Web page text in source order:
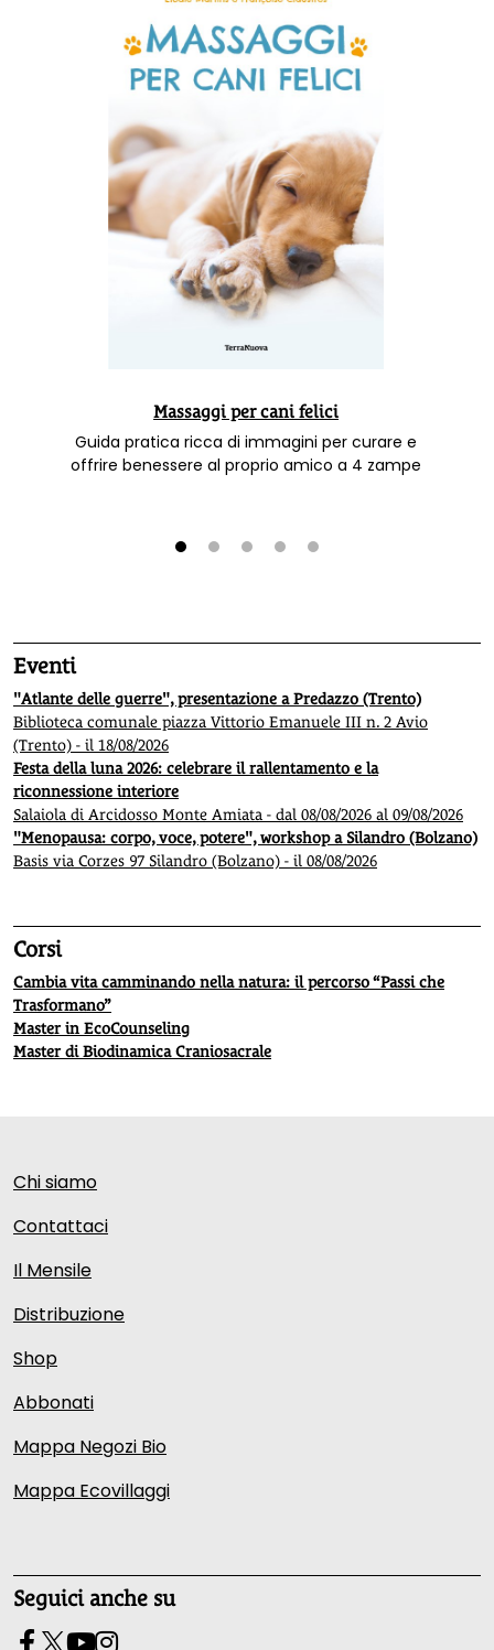
Massaggi per cani felici
Guida pratica ricca di immagini per curare e
offrire benessere al proprio amico a 4 zampe
Eventi
"Atlante delle guerre", presentazione a Predazzo (Trento)
Biblioteca comunale piazza Vittorio Emanuele III n. 2 Avio
(Trento) - il 18/08/2026
Festa della luna 2026: celebrare il rallentamento e la
riconnessione interiore
Salaiola di Arcidosso Monte Amiata - dal 08/08/2026 al 09/08/2026
"Menopausa: corpo, voce, potere", workshop a Silandro (Bolzano)
Basis via Corzes 97 Silandro (Bolzano) - il 08/08/2026
Corsi
Cambia vita camminando nella natura: il percorso “Passi che
Trasformano”
Master in EcoCounseling
Master di Biodinamica Craniosacrale
Chi siamo
Contattaci
Il Mensile
Distribuzione
Shop
Abbonati
Mappa Negozi Bio
Mappa Ecovillaggi
Seguici anche su